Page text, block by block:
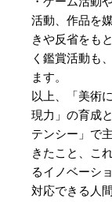
活動、作品を
きや反省をも
く鑑賞活動も
ます。
以上、「美術
現力」の育成
テンシー」で
きたこと、こ
るイノベーシ
対応できる人